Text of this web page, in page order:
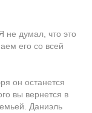
не думал, что это
его со всей
он останется
вы вернется в
Даниэль